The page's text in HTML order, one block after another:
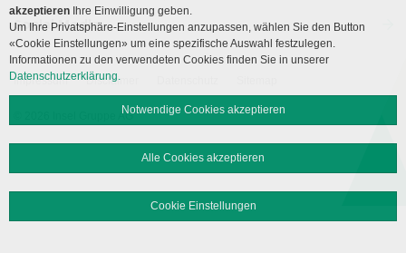
Social Media
Impressum Disclaimer
© 2026 Insel Gruppe AG
akzeptieren Ihre Einwilligung geben.
Um Ihre Privatsphäre-Einstellungen anzupassen, wählen Sie den Button
«Cookie Einstellungen» um eine spezifische Auswahl festzulegen.
Informationen zu den verwendeten Cookies finden Sie in unserer
Datenschutzerklärung.
Notwendige Cookies akzeptieren
Alle Cookies akzeptieren
Cookie Einstellungen